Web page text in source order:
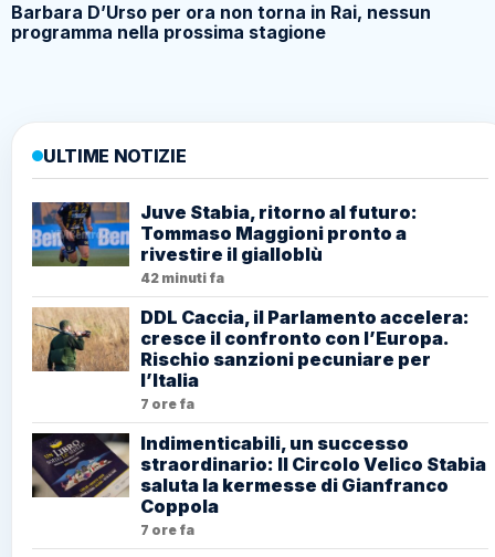
Barbara D’Urso per ora non torna in Rai, nessun
programma nella prossima stagione
ULTIME NOTIZIE
Juve Stabia, ritorno al futuro:
Tommaso Maggioni pronto a
rivestire il gialloblù
42 minuti fa
DDL Caccia, il Parlamento accelera:
cresce il confronto con l’Europa.
Rischio sanzioni pecuniare per
l’Italia
7 ore fa
Indimenticabili, un successo
straordinario: Il Circolo Velico Stabia
saluta la kermesse di Gianfranco
Coppola
7 ore fa